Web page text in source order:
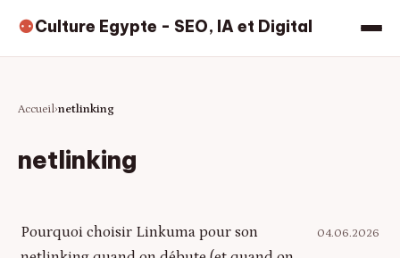
⚉Culture Egypte - SEO, IA et Digital
Accueil netlinking
netlinking
Pourquoi choisir Linkuma pour son
04.06.2026